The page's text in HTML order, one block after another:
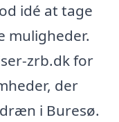
idé at tage
muligheder.
zrb.dk for
der
i Buresø.